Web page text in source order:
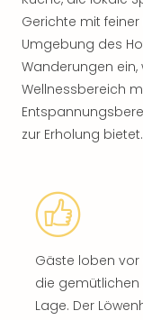
Gerichte mit feiner
Umgebung des
Wanderungen
Wellnessbereich
zur Erholung bietet.
Gäste loben
die
Lage. Der